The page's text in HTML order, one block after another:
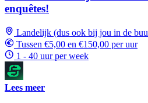
enquêtes!
Landelijk (dus ook bij jou in de
Tussen €5,00 en €150,00 per uur
1 - 40 uur per week
Lees meer